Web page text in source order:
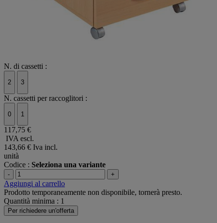
N. di cassetti :
2 3
N. cassetti per raccoglitori :
0 1
117,75 €
IVA escl.
143,66 € Iva incl.
unità
Codice : Seleziona una variante
- +
Aggiungi al carrello
Prodotto temporaneamente non disponibile, tornerà presto.
Quantità minima : 1
Per richiedere un'offerta